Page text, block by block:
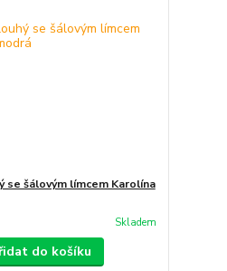
se šálovým límcem Karolína
Skladem
do košíku